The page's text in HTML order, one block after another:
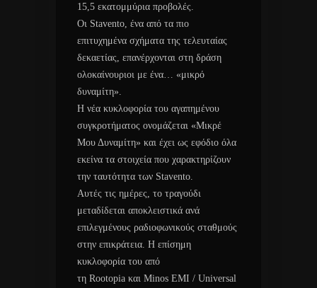
15,5 εκατομμύρια προβολές.
Οι Stavento, ένα από τα πιο
επιτυχημένα σχήματα της τελευταίας
δεκαετίας, επανέρχονται στη δράση
ολοκαίνουριοι με ένα… «μικρό
δυναμίτη».
Η νέα κυκλοφορία του αγαπημένου
συγκροτήματος ονομάζεται «Μικρέ
Μου Δυναμίτη» και έχει ως εφόδιο όλα
εκείνα τα στοιχεία που χαρακτηρίζουν
την ταυτότητα των Staventο.
Αυτές τις ημέρες, το τραγούδι
μεταδίδεται αποκλειστικά ανά
επιλεγμένους ραδιοφωνικούς σταθμούς
στην επικράτεια. Η επίσημη
κυκλοφορία του από
τη Rootopia και Minos EMI / Universal